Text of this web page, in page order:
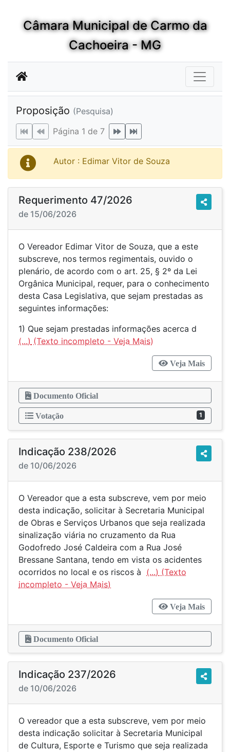
Câmara Municipal de Carmo da
Cachoeira - MG
Proposição (Pesquisa)
Página 1 de 7
Autor : Edimar Vitor de Souza
Requerimento 47/2026
de 15/06/2026
O Vereador Edimar Vitor de Souza, que a este
subscreve, nos termos regimentais, ouvido o
plenário, de acordo com o art. 25, § 2º da Lei
Orgânica Municipal, requer, para o conhecimento
desta Casa Legislativa, que sejam prestadas as
seguintes informações:
1) Que sejam prestadas informações acerca d
(...)
Veja Mais
Documento Oficial
Votação 1
Indicação 238/2026
de 10/06/2026
O Vereador que a esta subscreve, vem por meio
desta indicação, solicitar à Secretaria Municipal
de Obras e Serviços Urbanos que seja realizada
sinalização viária no cruzamento da Rua
Godofredo José Caldeira com a Rua José
Bressane Santana, tendo em vista os acidentes
ocorridos no local e os riscos à (...)
Veja Mais
Documento Oficial
Indicação 237/2026
de 10/06/2026
O vereador que a esta subscreve, vem por meio
desta indicação solicitar à Secretaria Municipal
de Cultura, Esporte e Turismo que seja realizada